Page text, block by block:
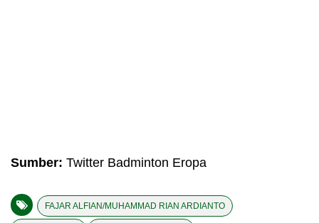
Sumber: Twitter Badminton Eropa
FAJAR ALFIAN/MUHAMMAD RIAN ARDIANTO